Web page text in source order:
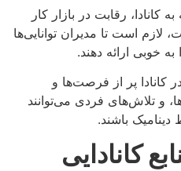
کانادا، رقابت در بازار کار
لازم است تا مدیران توانایی‌ها
خوبی ارائه دهند.
کانادا پر از فرصت‌ها و
و تلاش‌های فردی می‌توانند
باشند.
بع کانادایی